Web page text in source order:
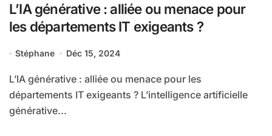
L’IA générative : alliée ou menace pour
les départements IT exigeants ?
Stéphane Déc 15, 2024
L’IA générative : alliée ou menace pour les
départements IT exigeants ? L’intelligence artificielle
générative...